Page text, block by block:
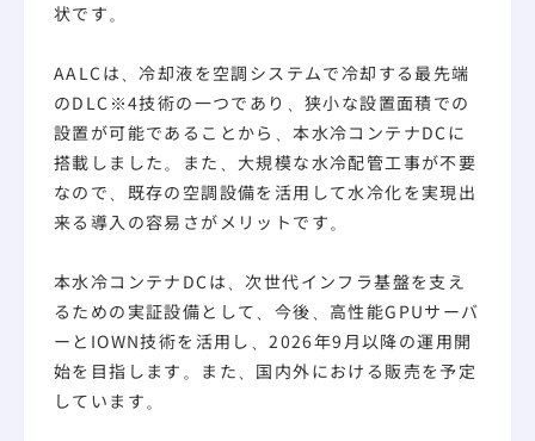
状です。
AALCは、冷却液を空調システムで冷却する最先端
のDLC ※4技術の一つであり、狭小な設置面積での
設置が可能であることから、本水冷コンテナDCに
搭載しました。また、大規模な水冷配管工事が不要
なので、既存の空調設備を活用して水冷化を実現出
来る導入の容易さがメリットです。
本水冷コンテナDCは、次世代インフラ基盤を支え
るための実証設備として、今後、高性能GPUサーバ
ーとIOWN技術を活用し、2026年9月以降の運用開
始を目指します。また、国内外における販売を予定
しています。